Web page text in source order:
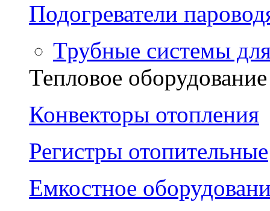
Подогреватели
Трубные системы
Тепловое оборудование
Конвекторы отопления
Регистры отопительные
Емкостное